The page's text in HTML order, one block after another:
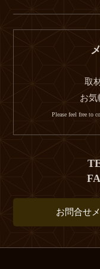
取
お気
Please feel free to
お問合せ